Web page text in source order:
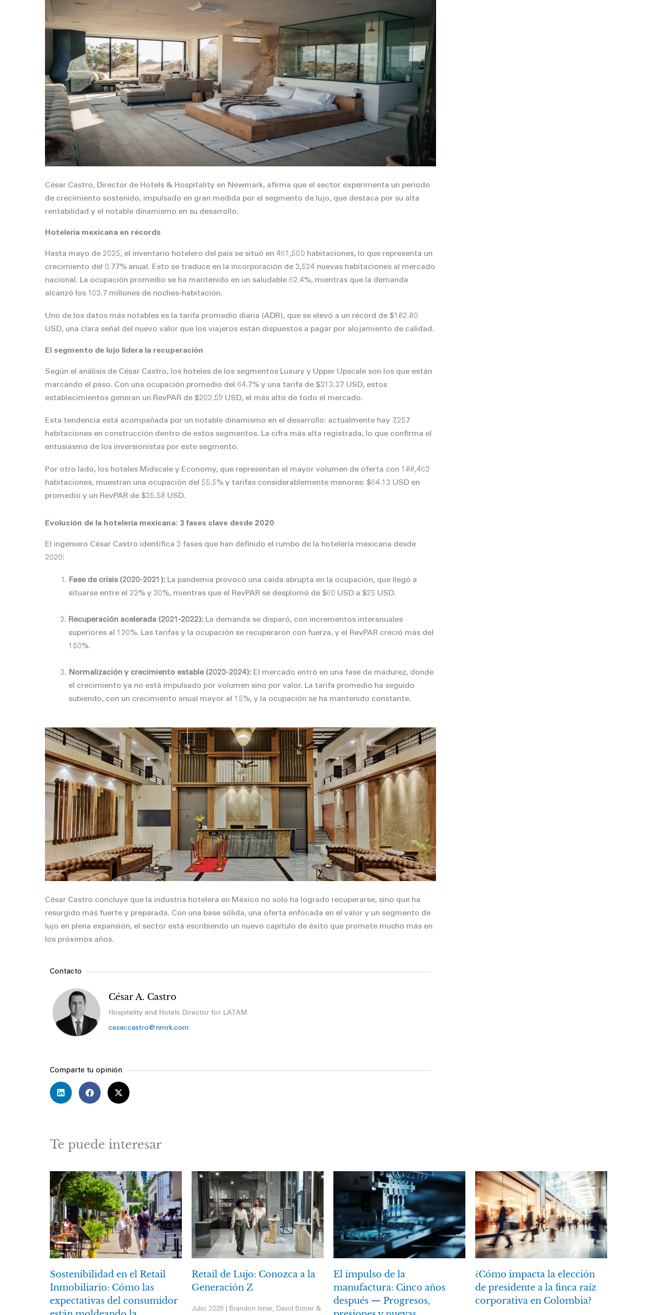
César Castro, Director de Hotels & Hospitality en Newmark, afirma que el sector experimenta un periodo
de crecimiento sostenido, impulsado en gran medida por el segmento de lujo, que destaca por su alta
rentabilidad y el notable dinamismo en su desarrollo.
Hotelería mexicana en récords
Hasta mayo de 2025, el inventario hotelero del país se situó en 461,500 habitaciones, lo que representa un
crecimiento del 0.77% anual. Esto se traduce en la incorporación de 3,524 nuevas habitaciones al mercado
nacional. La ocupación promedio se ha mantenido en un saludable 62.4%, mientras que la demanda
alcanzó los 103.7 millones de noches-habitación.
Uno de los datos más notables es la tarifa promedio diaria (ADR), que se elevó a un récord de $182.80
USD, una clara señal del nuevo valor que los viajeros están dispuestos a pagar por alojamiento de calidad.
El segmento de lujo lidera la recuperación
Según el análisis de César Castro, los hoteles de los segmentos Luxury y Upper Upscale son los que están
marcando el paso. Con una ocupación promedio del 64.7% y una tarifa de $313.37 USD, estos
establecimientos generan un RevPAR de $202.59 USD, el más alto de todo el mercado.
Esta tendencia está acompañada por un notable dinamismo en el desarrollo: actualmente hay 7,257
habitaciones en construcción dentro de estos segmentos. La cifra más alta registrada, lo que confirma el
entusiasmo de los inversionistas por este segmento.
Por otro lado, los hoteles Midscale y Economy, que representan el mayor volumen de oferta con 188,463
habitaciones, muestran una ocupación del 55.5% y tarifas considerablemente menores: $64.13 USD en
promedio y un RevPAR de $35.58 USD.
Evolución de la hotelería mexicana: 3 fases clave desde 2020
El ingeniero César Castro identifica 3 fases que han definido el rumbo de la hotelería mexicana desde
2020:
Fase de crisis (2020-2021): La pandemia provocó una caída abrupta en la ocupación, que llegó a
situarse entre el 23% y 30%, mientras que el RevPAR se desplomó de $60 USD a $25 USD.
Recuperación acelerada (2021-2022): La demanda se disparó, con incrementos interanuales
superiores al 120%. Las tarifas y la ocupación se recuperaron con fuerza, y el RevPAR creció más del
150%.
Normalización y crecimiento estable (2023-2024): El mercado entró en una fase de madurez, donde
el crecimiento ya no está impulsado por volumen sino por valor. La tarifa promedio ha seguido
subiendo, con un crecimiento anual mayor al 15%, y la ocupación se ha mantenido constante.
César Castro concluye que la industria hotelera en México no solo ha logrado recuperarse, sino que ha
resurgido más fuerte y preparada. Con una base sólida, una oferta enfocada en el valor y un segmento de
lujo en plena expansión, el sector está escribiendo un nuevo capítulo de éxito que promete mucho más en
los próximos años.
Contacto
César A. Castro
Hospitality and Hotels Director for LATAM
cesar.castro@nmrk.com
Comparte tu opinión
Te puede interesar
Sostenibilidad en el Retail
Inmobiliario: Cómo las
expectativas del consumidor
Retail de Lujo: Conozca a la
Generación Z
Julio 2026 | Brandon Isner, David Bitner &
El impulso de la
manufactura: Cinco años
después — Progresos,
¿Cómo impacta la elección
de presidente a la finca raíz
corporativa en Colombia?